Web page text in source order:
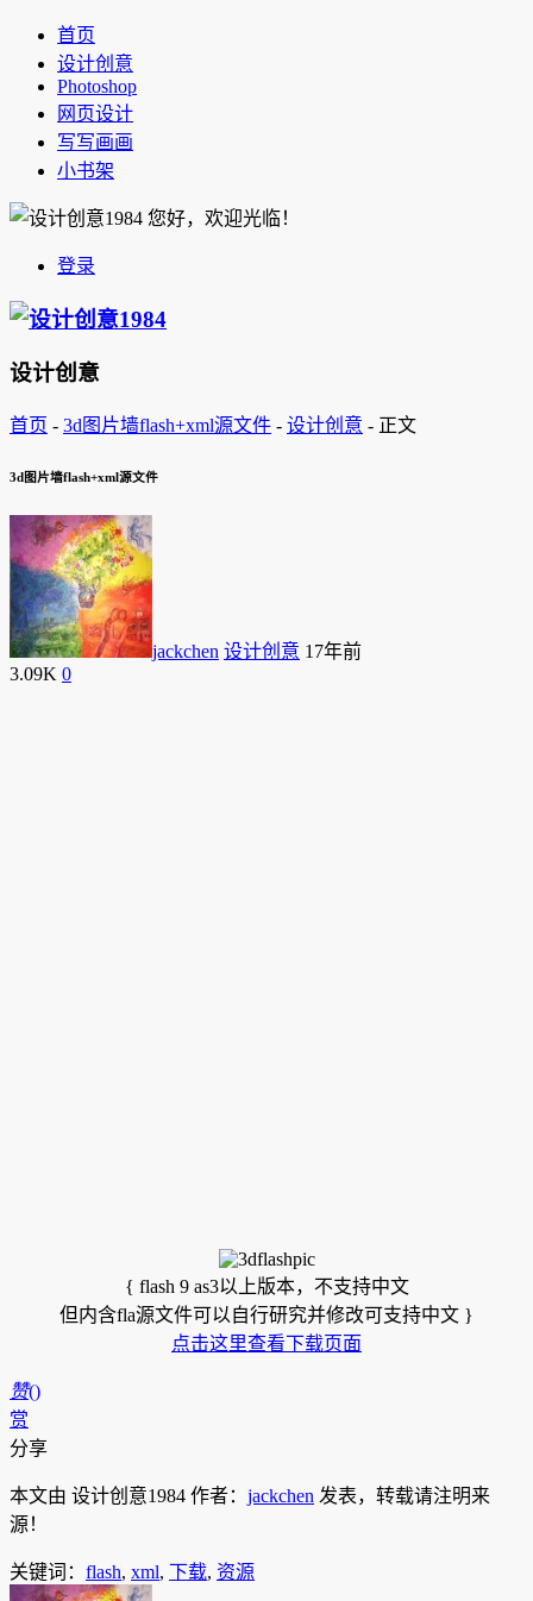
首页
设计创意
Photoshop
网页设计
写写画画
小书架
您好，欢迎光临！
登录
设计创意
首页 - 3d图片墙flash+xml源文件 - 设计创意 - 正文
3d图片墙flash+xml源文件
jackchen 设计创意 17年前
3.09K 0
{ flash 9 as3以上版本，不支持中文
但内含fla源文件可以自行研究并修改可支持中文 }
点击这里查看下载页面
赞()
赏
分享
本文由 设计创意1984 作者： jackchen 发表，转载请注明来
源！
关键词： flash, xml, 下载, 资源